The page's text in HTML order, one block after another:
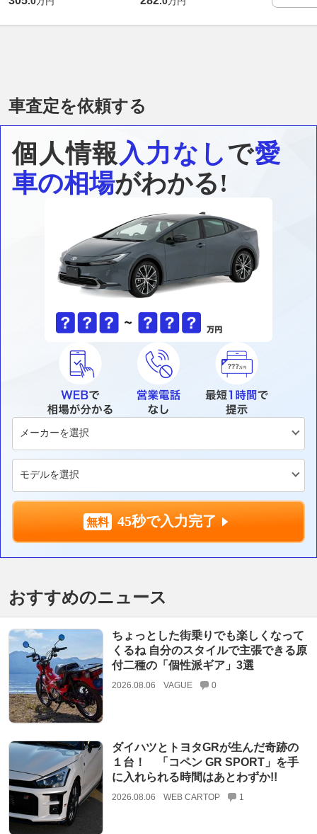
車査定を依頼する
個人情報 入力なしで愛
車の相場がわかる!
45秒で入力完了
おすすめのニュース
ちょっとした街乗りでも楽しくなって
くるね 自分のスタイルで主張できる原
付二種の「個性派ギア」3選
2026.08.06 VAGUE 0
ダイハツとトヨタGRが生んだ奇跡の
１台！ 「コペン GR SPORT」を手
に入れられる時間はあとわずか!!
2026.08.06 WEB CARTOP 1